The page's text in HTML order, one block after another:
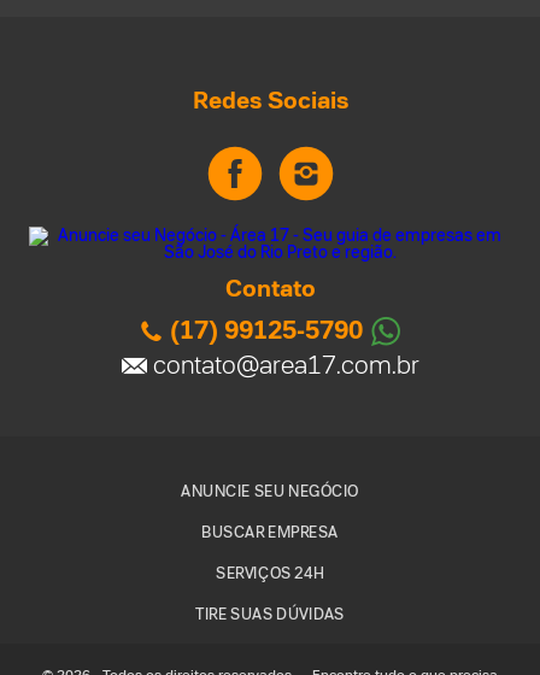
Redes Sociais
Contato
(17) 99125-5790
contato@area17.com.br
ANUNCIE SEU NEGÓCIO
BUSCAR EMPRESA
SERVIÇOS 24H
TIRE SUAS DÚVIDAS